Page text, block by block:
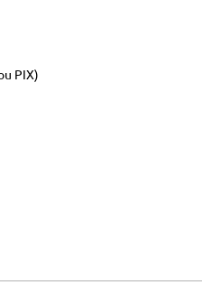
PIX)